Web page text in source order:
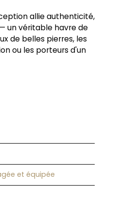
allie authenticité,
un véritable havre de
de belles pierres, les
ou les porteurs d'un
et équipée